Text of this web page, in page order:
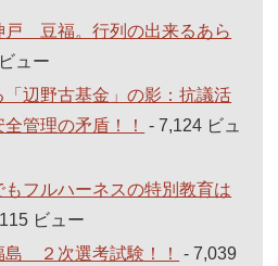
戸 豆福。行列の出来るあら
ュー
辺野古基金」の影：抗議活
管理の矛盾！！
- 7,124 ビュ
フルハーネスの特別教育は
ビュー
島 ２次選考試験！！
- 7,039